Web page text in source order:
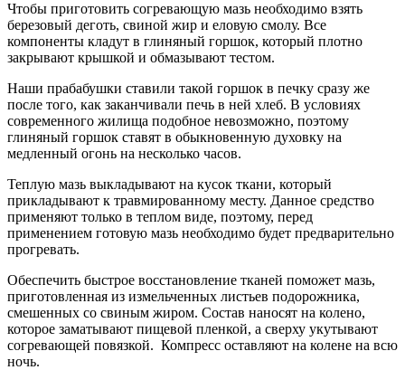
Чтобы приготовить согревающую мазь необходимо взять
березовый деготь, свиной жир и еловую смолу. Все
компоненты кладут в глиняный горшок, который плотно
закрывают крышкой и обмазывают тестом.
Наши прабабушки ставили такой горшок в печку сразу же
после того, как заканчивали печь в ней хлеб. В условиях
современного жилища подобное невозможно, поэтому
глиняный горшок ставят в обыкновенную духовку на
медленный огонь на несколько часов.
Теплую мазь выкладывают на кусок ткани, который
прикладывают к травмированному месту. Данное средство
применяют только в теплом виде, поэтому, перед
применением готовую мазь необходимо будет предварительно
прогревать.
Обеспечить быстрое восстановление тканей поможет мазь,
приготовленная из измельченных листьев подорожника,
смешенных со свиным жиром. Состав наносят на колено,
которое заматывают пищевой пленкой, а сверху укутывают
согревающей повязкой. Компресс оставляют на колене на всю
ночь.